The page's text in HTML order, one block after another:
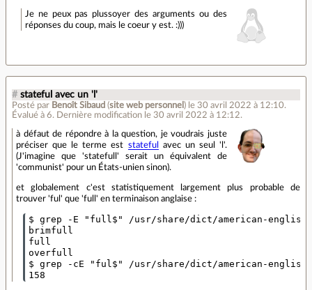
Je ne peux pas plussoyer des arguments ou des
réponses du coup, mais le coeur y est. :)))
# stateful avec un 'l'
Posté par Benoît Sibaud (site web personnel ) le 30 avril 2022 à 12:10.
Évalué à 6. Dernière modification le 30 avril 2022 à 12:12.
à défaut de répondre à la question, je voudrais juste
préciser que le terme est stateful
avec un seul 'l'.
(J'imagine que 'statefull' serait un équivalent de
'communist' pour un États-unien sinon).
et globalement c'est statistiquement largement plus probable de
trouver 'ful' que 'full' en terminaison anglaise :
$ grep -E "full$" /usr/share/dict/american-english
brimfull
full
overfull
$ grep -cE "ful$" /usr/share/dict/american-english